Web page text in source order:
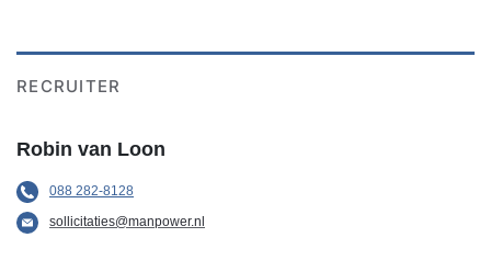
RECRUITER
Robin van Loon
088 282-8128
sollicitaties@manpower.nl